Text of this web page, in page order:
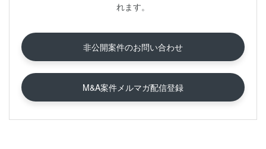
れます。
非公開案件のお問い合わせ
M&A案件メルマガ配信登録